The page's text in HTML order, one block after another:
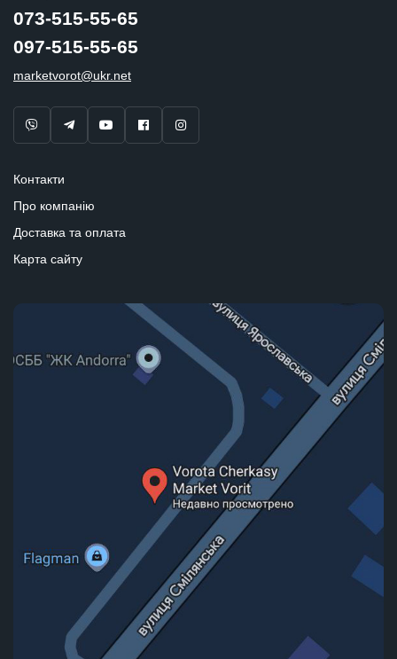
073-515-55-65
097-515-55-65
marketvorot@ukr.net
Контакти
Про компанію
Доставка та оплата
Карта сайту